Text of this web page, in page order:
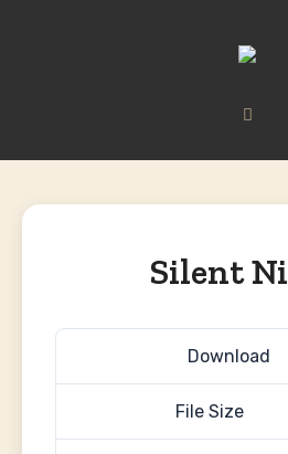
Silent
Download
File Size